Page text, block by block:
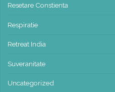
Resetare Constienta
Respiratie
Retreat India
Suveranitate
Uncategorized